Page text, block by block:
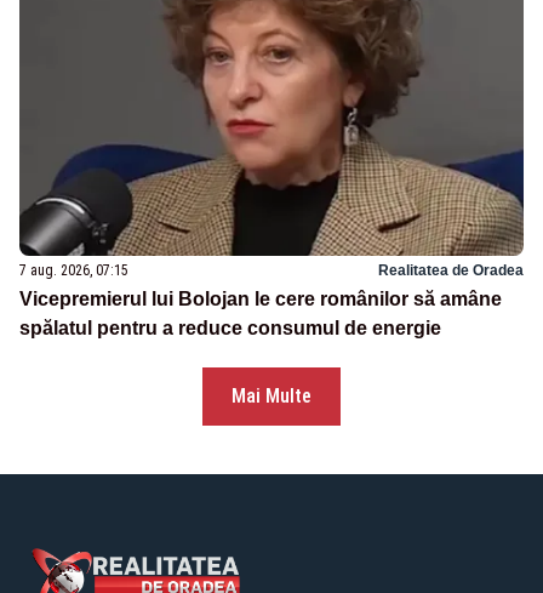
7 aug. 2026, 07:15 Realitatea de Oradea
Vicepremierul lui Bolojan le cere românilor să amâne
spălatul pentru a reduce consumul de energie
Mai Multe